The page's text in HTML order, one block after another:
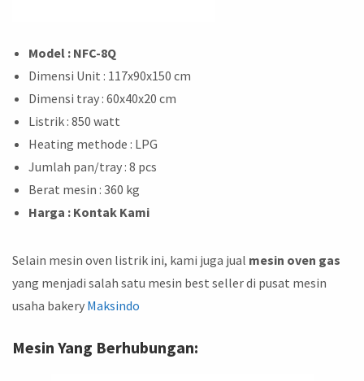
Model : NFC-8Q
Dimensi Unit : 117x90x150 cm
Dimensi tray : 60x40x20 cm
Listrik : 850 watt
Heating methode : LPG
Jumlah pan/tray : 8 pcs
Berat mesin : 360 kg
Harga : Kontak Kami
Selain mesin oven listrik ini, kami juga jual mesin oven gas
yang menjadi salah satu mesin best seller di pusat mesin
usaha bakery Maksindo
Mesin Yang Berhubungan: